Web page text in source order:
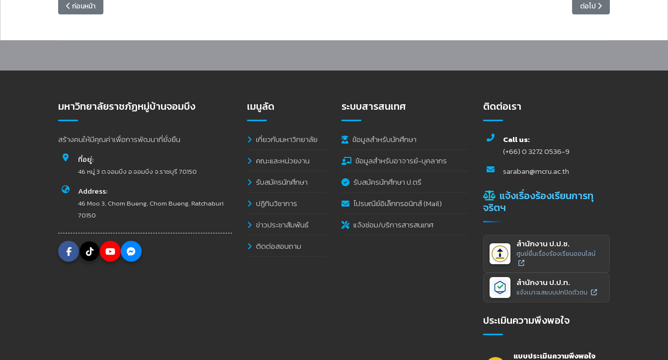
เนื้อหาก่อนหน้า: คณะเทคโนโลยีอุตสาหกรรม ร่วมกับ สพป.ราชบุรี เขต 1 และเครือข่ายสถานศึกษาในจังหวัดราชบุรี จำนวน 13 แห่ง จัดค่าย STEM Robotics พัฒนาทักษะครู–นักเรียน สู่โรงเรียนนำร่องวิทยากรหุ่นยนต์
ก่อนหน้า เนื้อหาถัดไป: อธิการบดี เป็นป
ต่อไป
มหาวิทยาลัยราชภัฏหมู่บ้านจอมบึง
สร้างคนให้มีคุณค่าเพื่อการพัฒนาที่ยั่งยืน
ที่อยู่:
46 หมู่ 3 ต.จอมบึง อ.จอมบึง จ.ราชบุรี 70150
Address:
46 Moo 3, Chom Bueng, Chom Bueng, Ratchaburi
70150
เมนูลัด
เกี่ยวกับมหาวิทยาลัย
คณะและหน่วยงาน
รับสมัครนักศึกษา
ปฏิทินวิชาการ
ข่าวประชาสัมพันธ์
ติดต่อสอบถาม
ระบบสารสนเทศ
ข้อมูลสำหรับนักศึกษา
ข้อมูลสำหรับอาจารย์-บุคลากร
รับสมัครนักศึกษา ป.ตรี
ไปรษณีย์อิเล็กทรอนิกส์ (Mail)
แจ้งซ่อม/บริการสารสนเทศ
ติดต่อเรา
Call us:
(+66) 0 3272 0536-9
saraban@mcru.ac.th
แจ้งเรื่องร้องเรียนการทุ
จริตฯ
สำนักงาน ป.ป.ช.
ศูนย์ยื่นเรื่องร้องเรียนออนไลน์
สำนักงาน ป.ป.ท.
แจ้งเบาะแสแบบปกปิดตัวตน
ประเมินความพึงพอใจ
แบบประเมินความพึงพอใจ